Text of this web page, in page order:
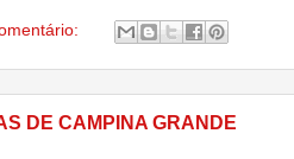
DE CAMPINA GRANDE